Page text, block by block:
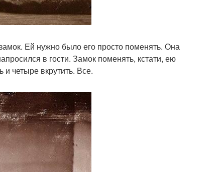
Ей нужно было его просто поменять. Она
в гости. Замок поменять, кстати, ею
четыре вкрутить. Все.